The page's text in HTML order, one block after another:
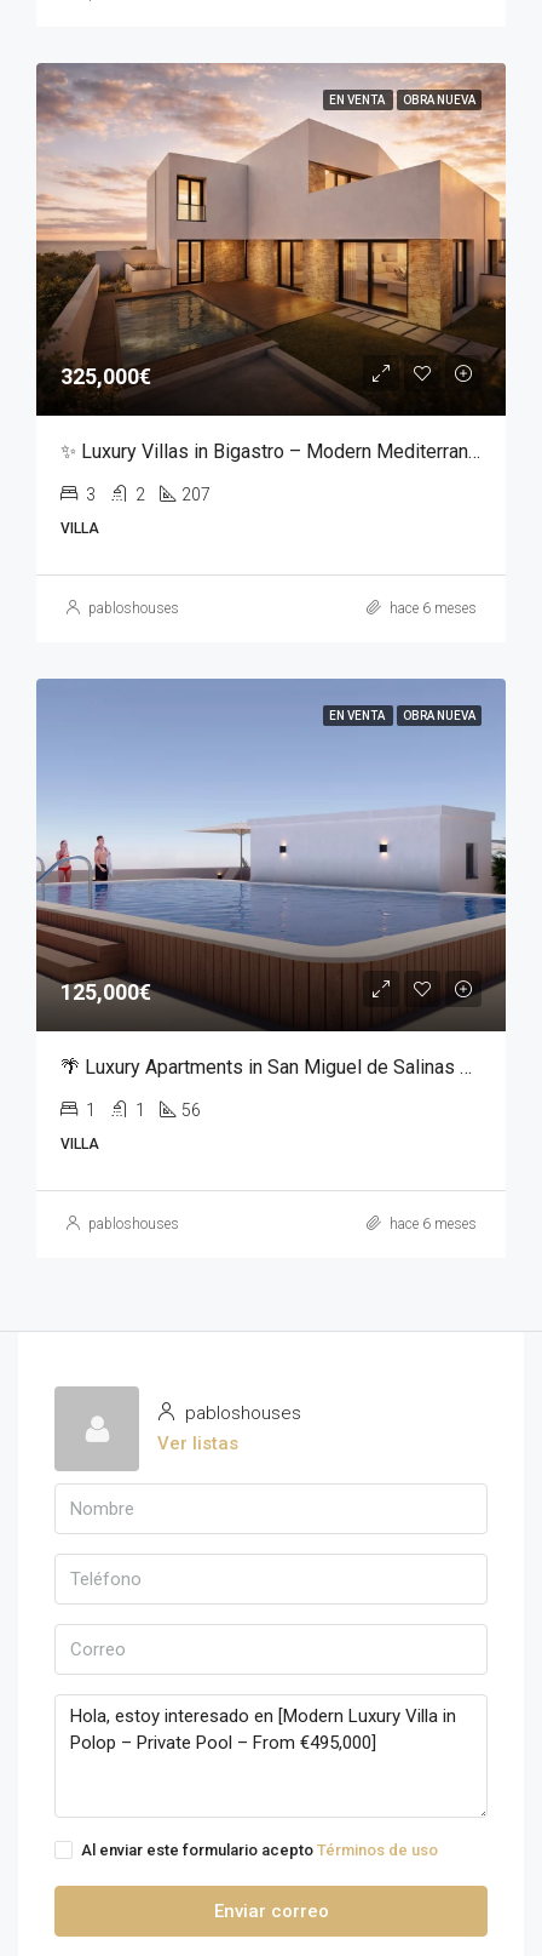
EN VENTA OBRA NUEVA
325,000€
✨ Luxury Villas in Bigastro – Modern Mediterranean Living ✨
3 2 207
VILLA
pabloshouses hace 6 meses
EN VENTA OBRA NUEVA
125,000€
🌴 Luxury Apartments in San Miguel de Salinas – From €125,000
1 1 56
VILLA
pabloshouses hace 6 meses
pabloshouses
Ver listas
Al enviar este formulario acepto Términos de uso
Enviar correo